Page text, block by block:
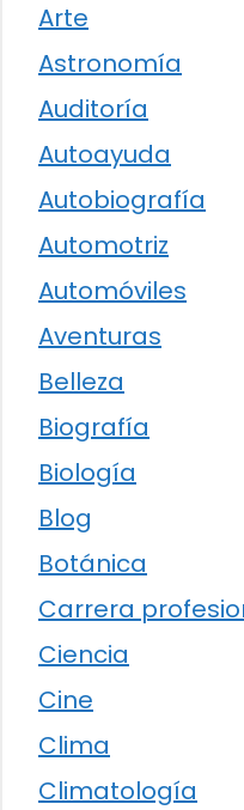
Arte
Astronomía
Auditoría
Autoayuda
Autobiografía
Automotriz
Automóviles
Aventuras
Belleza
Biografía
Biología
Blog
Botánica
Carrera
Ciencia
Cine
Clima
Climatología